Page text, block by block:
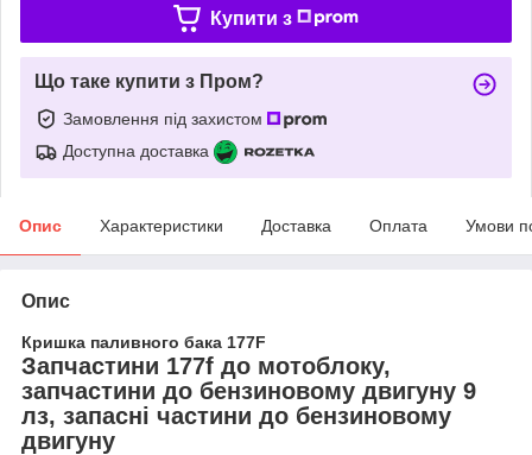
Купити з
Що таке купити з Пром?
Замовлення під захистом
Доступна доставка
Опис Характеристики Доставка Оплата Умови
Опис
Кришка паливного бака 177F
Запчастини 177f до мотоблоку,
запчастини до бензиновому двигуну 9
лз, запасні частини до бензиновому
двигуну